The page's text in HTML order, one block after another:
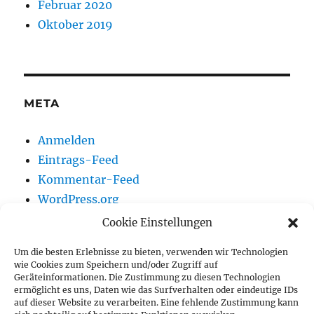
Cookie Einstellungen
Um die besten Erlebnisse zu bieten, verwenden wir Technologien
wie Cookies zum Speichern und/oder Zugriff auf
Geräteinformationen. Die Zustimmung zu diesen Technologien
ermöglicht es uns, Daten wie das Surfverhalten oder eindeutige IDs
auf dieser Website zu verarbeiten. Eine fehlende Zustimmung kann
Februar 2020
Oktober 2019
META
Anmelden
Eintrags-Feed
Kommentar-Feed
WordPress.org
Vereinsnews
Wir auf Youtube